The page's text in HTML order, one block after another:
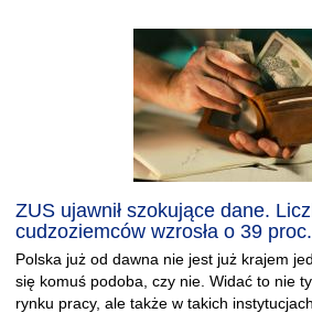
ZUS ujawnił szokujące dane.
cudzoziemców wzrosła o 39 proc.
Polska już od dawna nie jest już krajem
się komuś podoba, czy nie. Widać to nie
rynku pracy, ale także w takich